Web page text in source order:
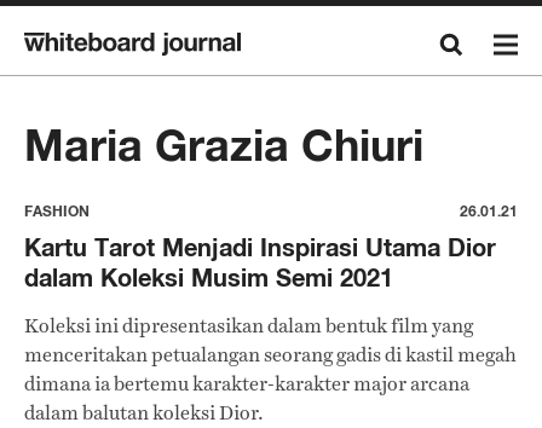
Maria Grazia Chiuri
FASHION 26.01.21
Kartu Tarot Menjadi Inspirasi Utama Dior
dalam Koleksi Musim Semi 2021
Koleksi ini dipresentasikan dalam bentuk film yang
menceritakan petualangan seorang gadis di kastil megah
dimana ia bertemu karakter-karakter major arcana
dalam balutan koleksi Dior.